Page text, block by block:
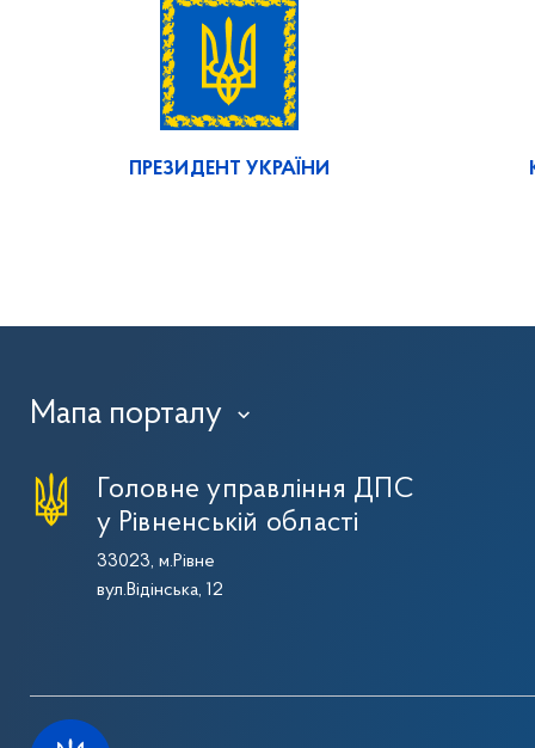
ПРЕЗИДЕНТ УКРАЇНИ
Мапа порталу ›
Головне управління ДПС
у Рівненській області
33023, м.Рівне
вул.Відінська, 12